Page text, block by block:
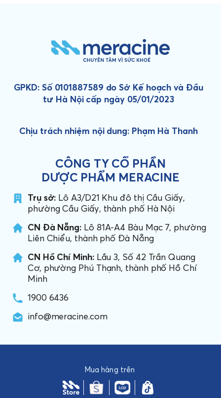
GPKD: Số 0101887589 do Sở Kế hoạch và Đầu
tư Hà Nội cấp ngày 05/01/2023
Chịu trách nhiệm nội dung: Phạm Hà Thanh
CÔNG TY CỔ PHẦN
DƯỢC PHẨM MERACINE
Trụ sở: Lô A3/D21 Khu đô thị Cầu Giấy,
phường Cầu Giấy, thành phố Hà Nội
CN Đà Nẵng: Lô 81A-A4 Bàu Mạc 7, phường
Liên Chiểu, thành phố Đà Nẵng
CN Hồ Chí Minh:Lầu 3, Số 42 Trần Quang
Cơ, phường Phú Thạnh, thành phố Hồ Chí
Minh
1900 6436
info@meracine.com
Mua hàng trên